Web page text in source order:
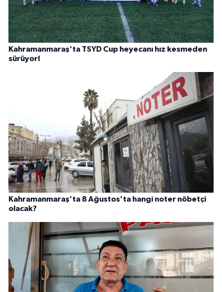
Kahramanmaraş'ta TSYD Cup heyecanı hız kesmeden
sürüyor!
Kahramanmaraş’ta 8 Ağustos’ta hangi noter nöbetçi
olacak?